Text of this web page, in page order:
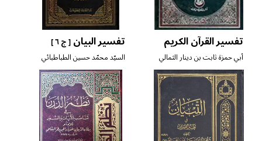
تفسير القرآن الكريم
أبي حمزة ثابت بن دينار الثمالي
تفسير البيان[ ج ٦ ]
السيّد محمّد حسين الطباطبائي